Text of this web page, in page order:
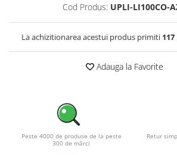
Pachete sisteme fotovoltaice
Statii de incarcare vehicule
electrice
Statii de incarcare
Cabluri de incarcare vehicule
Prize de incarcare vehicule
Accesorii
Cod Produs: UPLI-LI100CO-
La achizitionarea acestui produs primiti 117
Adauga la Favorite
Peste 4000 de produse de la peste
300 de mărci
Retur